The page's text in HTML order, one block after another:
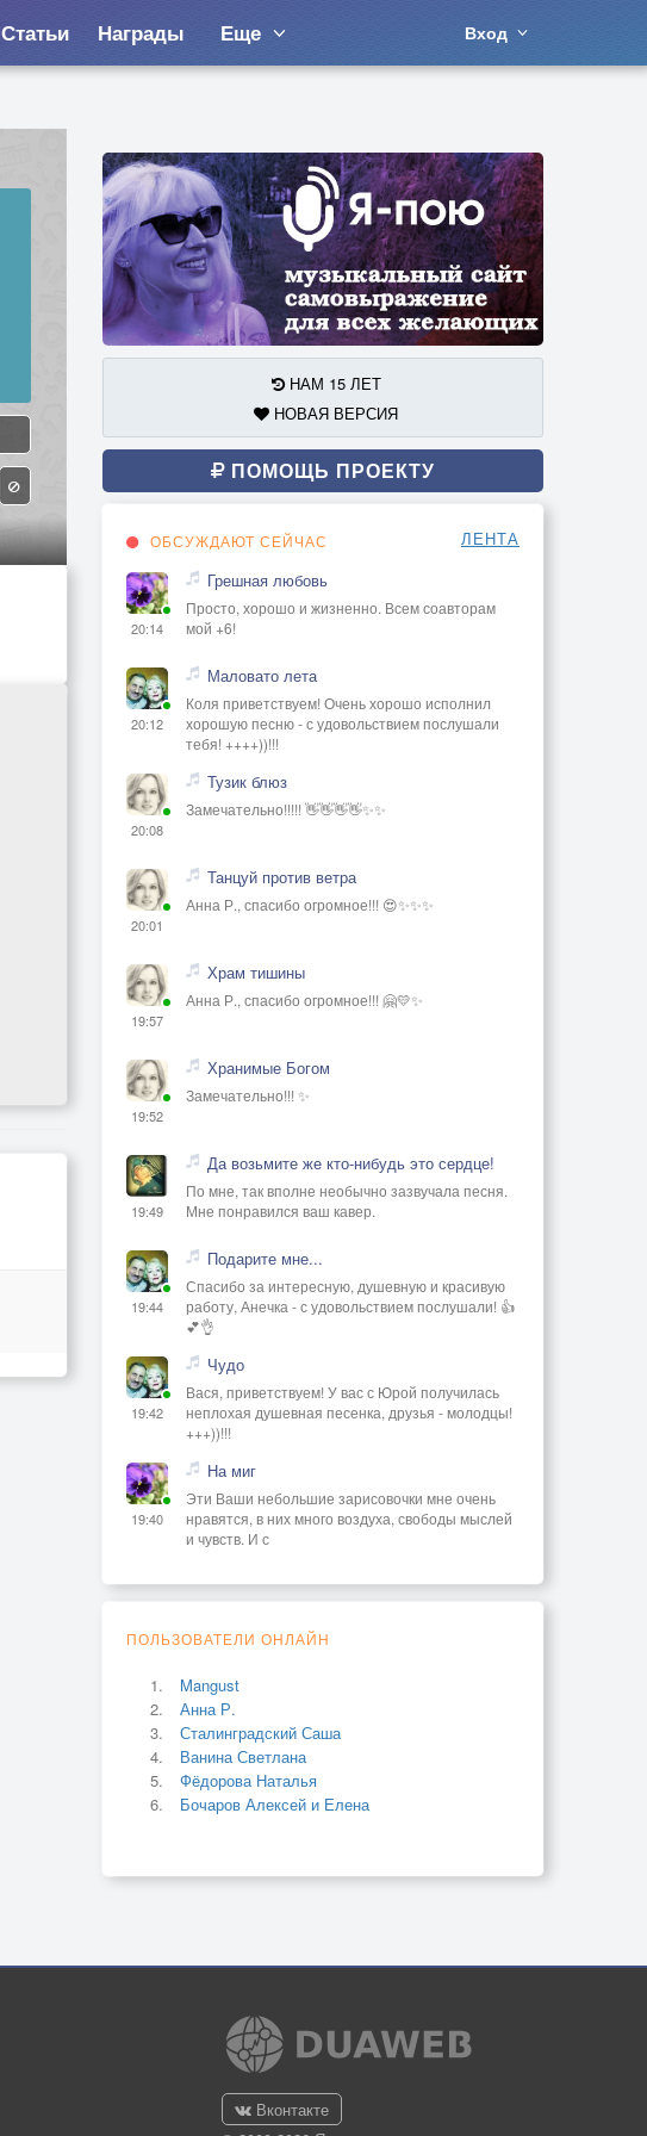
Статьи Награды Еще Вход
НАМ 15 ЛЕТ
НОВАЯ ВЕРСИЯ
ПОМОЩЬ ПРОЕКТУ
ОБСУЖДАЮТ СЕЙЧАС ЛЕНТА
20:14
Грешная любовь
Просто, хорошо и жизненно. Всем соавторам
мой +6!
20:12
Маловато лета
Коля приветствуем! Очень хорошо исполнил
хорошую песню - с удовольствием послушали
тебя! ++++))!!!
20:08
Тузик блюз
Замечательно!!!!! 👋👋👋👋✨✨
20:01
Танцуй против ветра
Анна Р., спасибо огромное!!! 😍✨✨✨
19:57
Храм тишины
Анна Р., спасибо огромное!!! 🤗💛✨
19:52
Хранимые Богом
Замечательно!!! ✨
19:49
Да возьмите же кто-нибудь это сердце!
По мне, так вполне необычно зазвучала песня.
Мне понравился ваш кавер.
19:44
Подарите мне...
Спасибо за интересную, душевную и красивую
работу, Анечка - с удовольствием послушали! 👍
💕👌
19:42
Чудо
Вася, приветствуем! У вас с Юрой получилась
неплохая душевная песенка, друзья - молодцы!
+++))!!!
19:40
На миг
Эти Ваши небольшие зарисовочки мне очень
нравятся, в них много воздуха, свободы мыслей
и чувств. И с
ПОЛЬЗОВАТЕЛИ ОНЛАЙН
Mangust
Анна Р.
Сталинградский Саша
Ванина Светлана
Фёдорова Наталья
Бочаров Алексей и Елена
Вконтакте